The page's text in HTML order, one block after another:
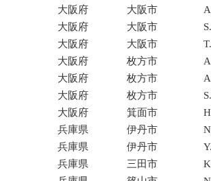
大阪府
大阪市
大阪府
大阪市
大阪府
大阪市
大阪府
枚方市
大阪府
枚方市
大阪府
枚方市
大阪府
箕面市
兵庫県
伊丹市
兵庫県
伊丹市
兵庫県
三田市